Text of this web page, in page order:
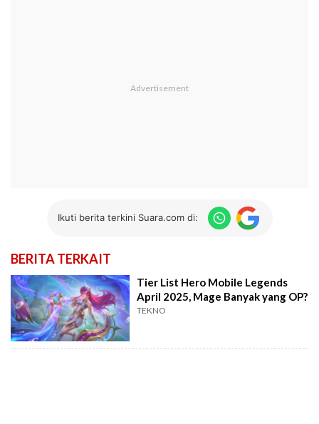
Ikuti berita terkini Suara.com di:
BERITA TERKAIT
Tier List Hero Mobile Legends
April 2025, Mage Banyak yang OP?
TEKNO